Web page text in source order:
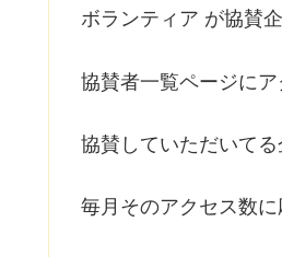
ボランティア が協賛
協賛者一覧ページにア
協賛していただいてる
毎月そのアクセス数